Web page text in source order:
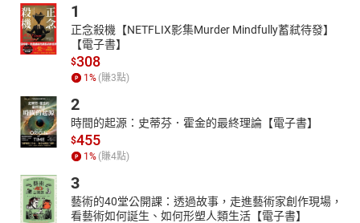
1
正念殺機【NETFLIX影集Murder Mindfully蓄弒待發】
【電子書】
$308
1% (賺3點)
2
時間的起源：史蒂芬．霍金的最終理論【電子書】
$455
1% (賺4點)
3
藝術的40堂公開課：透過故事，走進藝術家創作現場，
看藝術如何誕生、如何形塑人類生活【電子書】